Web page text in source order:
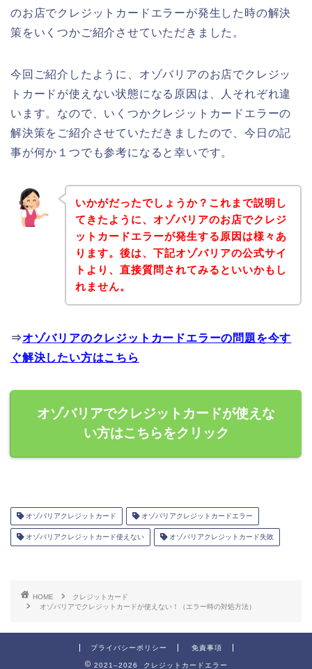
のお店でクレジットカードエラーが発生した時の解決
策をいくつかご紹介させていただきました。
今回ご紹介したように、オゾバリアのお店でクレジッ
トカードが使えない状態になる原因は、人それぞれ違
います。なので、いくつかクレジットカードエラーの
解決策をご紹介させていただきましたので、今日の記
事が何か１つでも参考になると幸いです。
いかがだったでしょうか？これまで説明し
てきたように、オゾバリアのお店でクレジ
ットカードエラーが発生する原因は様々あ
ります。後は、下記オゾバリアの公式サイ
トより、直接質問されてみるといいかもし
れません。
⇒オゾバリアのクレジットカードエラーの問題を今す
ぐ解決したい方はこちら
オゾバリアでクレジットカードが使えな
い方はこちらをクリック
オゾバリアクレジットカード オゾバリアクレジットカードエラー
オゾバリアクレジットカード使えない オゾバリアクレジットカード失敗
HOME
クレジットカード
オゾバリアでクレジットカードが使えない！（エラー時の対処方法）
プライバシーポリシー 免責事項
2021–2026 クレジットカードエラー